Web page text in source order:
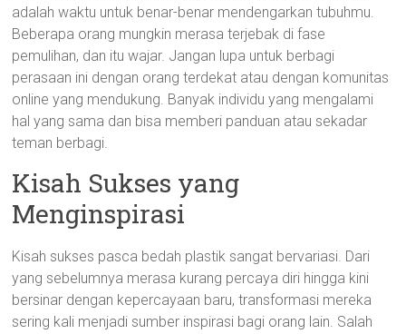
adalah waktu untuk benar-benar mendengarkan tubuhmu.
Beberapa orang mungkin merasa terjebak di fase
pemulihan, dan itu wajar. Jangan lupa untuk berbagi
perasaan ini dengan orang terdekat atau dengan komunitas
online yang mendukung. Banyak individu yang mengalami
hal yang sama dan bisa memberi panduan atau sekadar
teman berbagi.
Kisah Sukses yang
Menginspirasi
Kisah sukses pasca bedah plastik sangat bervariasi. Dari
yang sebelumnya merasa kurang percaya diri hingga kini
bersinar dengan kepercayaan baru, transformasi mereka
sering kali menjadi sumber inspirasi bagi orang lain. Salah